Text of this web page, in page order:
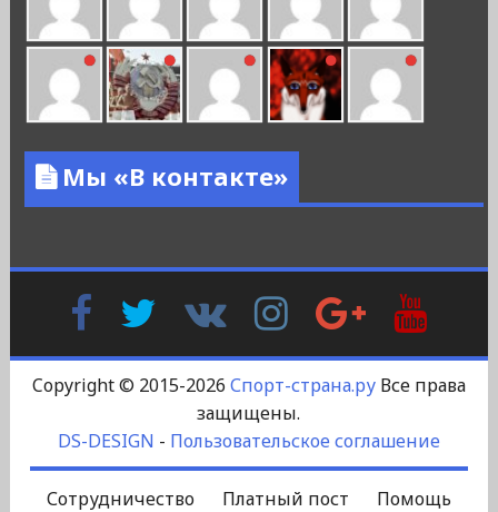
Мы «В контакте»
FacebookTwitter
Контакте
InstagramGoogle
Plus
Copyright © 2015-2026 Спорт-страна.руВсе права
защищены.
DS-DESIGN - Пользовательское соглашение
Сотрудничество Платный пост
Помощь